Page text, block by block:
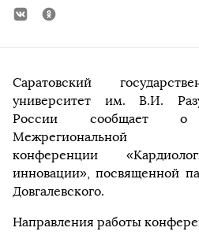
Саратовский
университет им. В.И.
России сообщает о
Межрегиональной
конференции
инновации», посвященной
Довгалевского.
Направления работы